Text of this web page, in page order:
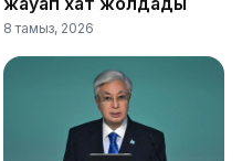
8 тамыз, 2026